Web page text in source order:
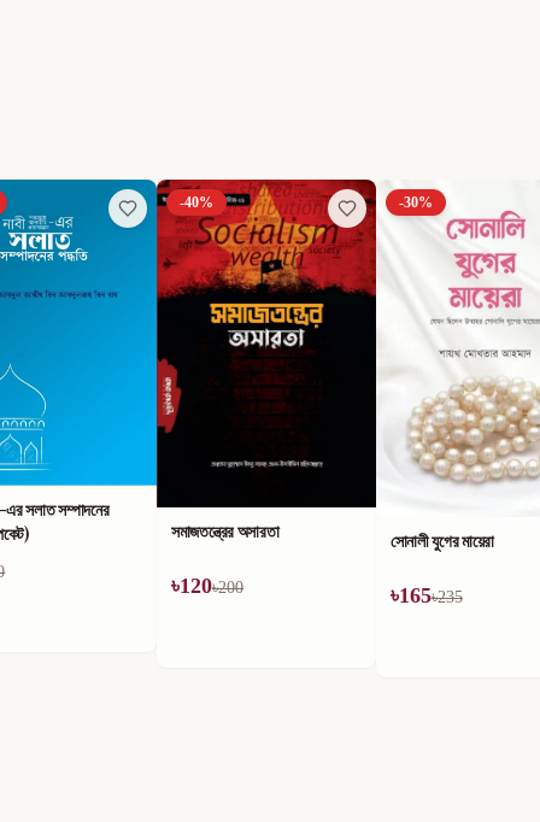
এর সলাত সম্পাদনের
-40%
সমাজতন্ত্রের অসারতা
৳120৳200
-30%
সোনালী যুগের মায়েরা
৳165৳235